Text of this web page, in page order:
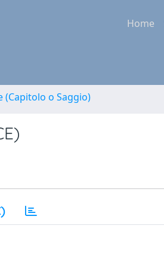
Home
o Saggio)